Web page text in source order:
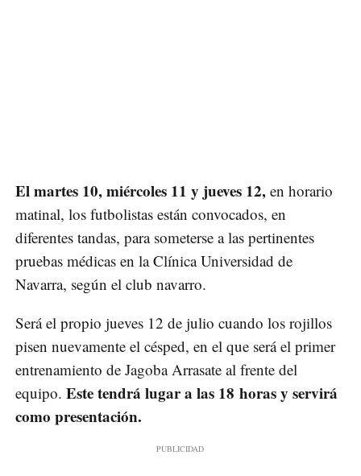
El martes 10, miércoles 11 y jueves 12, en horario
matinal, los futbolistas están convocados, en
diferentes tandas, para someterse a las pertinentes
pruebas médicas en la Clínica Universidad de
Navarra, según el club navarro.
Será el propio jueves 12 de julio cuando los rojillos
pisen nuevamente el césped, en el que será el primer
entrenamiento de Jagoba Arrasate al frente del
equipo. Este tendrá lugar a las 18 horas y servirá
como presentación.